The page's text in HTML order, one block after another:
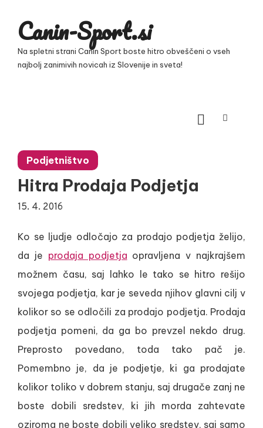
contentCanin-Sport.si
Na spletni strani Canin Sport boste hitro obveščeni o vseh
najbolj zanimivih novicah iz Slovenije in sveta!
Podjetništvo
Hitra Prodaja Podjetja
15. 4. 2016
Ko se ljudje odločajo za prodajo podjetja želijo,
da je prodaja podjetja opravljena v najkrajšem
možnem času, saj lahko le tako se hitro rešijo
svojega podjetja, kar je seveda njihov glavni cilj v
kolikor so se odločili za prodajo podjetja. Prodaja
podjetja pomeni, da ga bo prevzel nekdo drug.
Preprosto povedano, toda tako pač je.
Pomembno je, da je podjetje, ki ga prodajate
kolikor toliko v dobrem stanju, saj drugače zanj ne
boste dobili sredstev, ki jih morda zahtevate
oziroma ne boste dobili veliko sredstev, saj samo